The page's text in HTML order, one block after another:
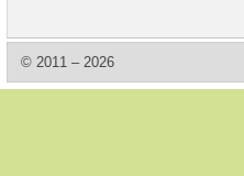
© 2011 – 2026